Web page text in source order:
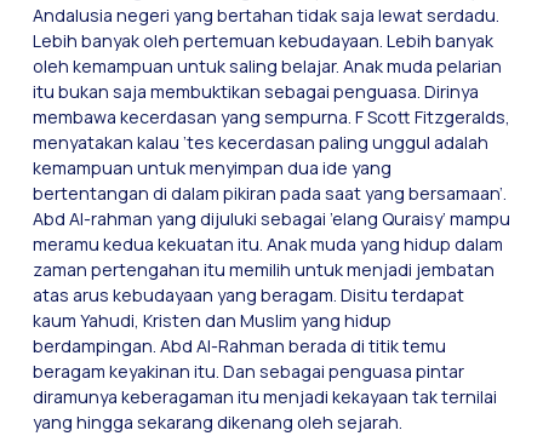
Andalusia negeri yang bertahan tidak saja lewat serdadu.
Lebih banyak oleh pertemuan kebudayaan. Lebih banyak
oleh kemampuan untuk saling belajar. Anak muda pelarian
itu bukan saja membuktikan sebagai penguasa. Dirinya
membawa kecerdasan yang sempurna. F Scott Fitzgeralds,
menyatakan kalau ’tes kecerdasan paling unggul adalah
kemampuan untuk menyimpan dua ide yang
bertentangan di dalam pikiran pada saat yang bersamaan’.
Abd Al-rahman yang dijuluki sebagai ’elang Quraisy’ mampu
meramu kedua kekuatan itu. Anak muda yang hidup dalam
zaman pertengahan itu memilih untuk menjadi jembatan
atas arus kebudayaan yang beragam. Disitu terdapat
kaum Yahudi, Kristen dan Muslim yang hidup
berdampingan. Abd Al-Rahman berada di titik temu
beragam keyakinan itu. Dan sebagai penguasa pintar
diramunya keberagaman itu menjadi kekayaan tak ternilai
yang hingga sekarang dikenang oleh sejarah.